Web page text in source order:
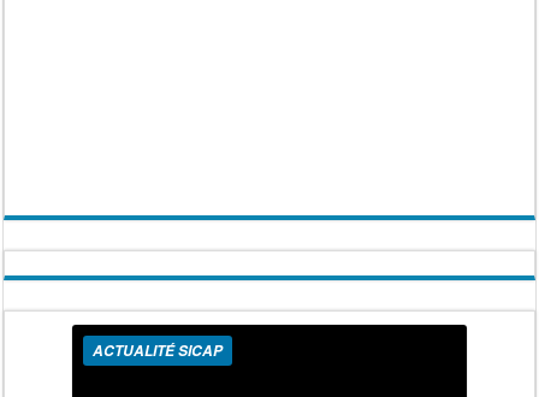
ACTUALITÉ SICAP